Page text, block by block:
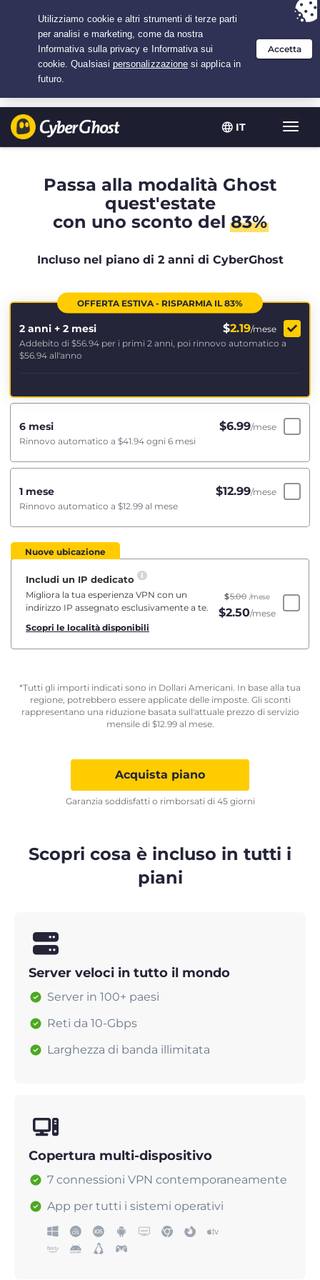
IT
L'offerta migliore per 2.1666666666667 anni a $
Passa alla modalità Ghost
quest'estate
con uno sconto del83%
Incluso nel piano di 2 anni di CyberGhost
OFFERTA ESTIVA - RISPARMIA IL 83%
2 anni + 2 mesi $2.19/mese
Addebito di $56.94 per i primi 2 anni, poi rinnovo automatico a
$56.94 all'anno
6 mesi $6.99/mese
Rinnovo automatico a $41.94 ogni 6 mesi
1 mese $12.99/mese
Rinnovo automatico a $12.99 al mese
Nuove ubicazione
Includi un IP dedicato
Migliora la tua esperienza VPN con un
indirizzo IP assegnato esclusivamente a te.
Scopri le località disponibili
$5.00 /mese
$2.50/mese
*Tutti gli importi indicati sono in Dollari Americani. In base alla tua
regione, potrebbero essere applicate delle imposte. Gli sconti
rappresentano una riduzione basata sull'attuale prezzo di servizio
mensile di $12.99al mese.
Acquista piano
Garanzia soddisfatti o rimborsati di 45 giorni
Scopri cosa è incluso in tutti i
piani
Server veloci in tutto il mondo
Server in 100+ paesi
Reti da 10-Gbps
Larghezza di banda illimitata
Copertura multi-dispositivo
7 connessioni VPN contemporaneamente
App per tutti i sistemi operativi